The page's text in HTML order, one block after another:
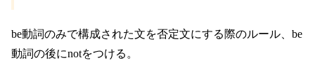
be動詞のみで構成された文を否定文にする際のルール、be
動詞の後にnotをつける。